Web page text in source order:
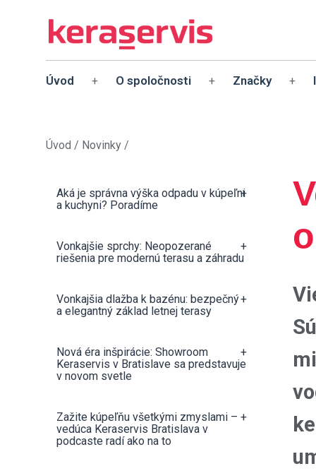
Úvod + O spoločnosti + Značky +
Úvod / Novinky /
Aká je správna výška odpadu v kúpeľni
a kuchyni? Poradíme
+
Vonkajšie sprchy: Neopozerané
riešenia pre modernú terasu a záhradu
+
Vonkajšia dlažba k bazénu: bezpečný
a elegantný základ letnej terasy
+
Nová éra inšpirácie: Showroom
Keraservis v Bratislave sa predstavuje
v novom svetle
+
Zažite kúpeľňu všetkými zmyslami –
vedúca Keraservis Bratislava v
podcaste radí ako na to
+